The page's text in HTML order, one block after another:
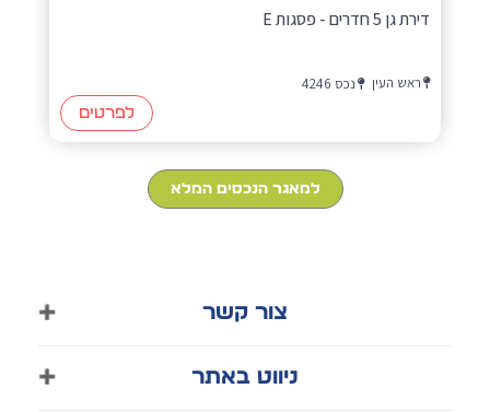
דירת גן 5 חדרים - פסגות E
ראש העין נכס 4246
לפרטים
למאגר הנכסים המלא
צור קשר
050-8570313
ניווט באתר